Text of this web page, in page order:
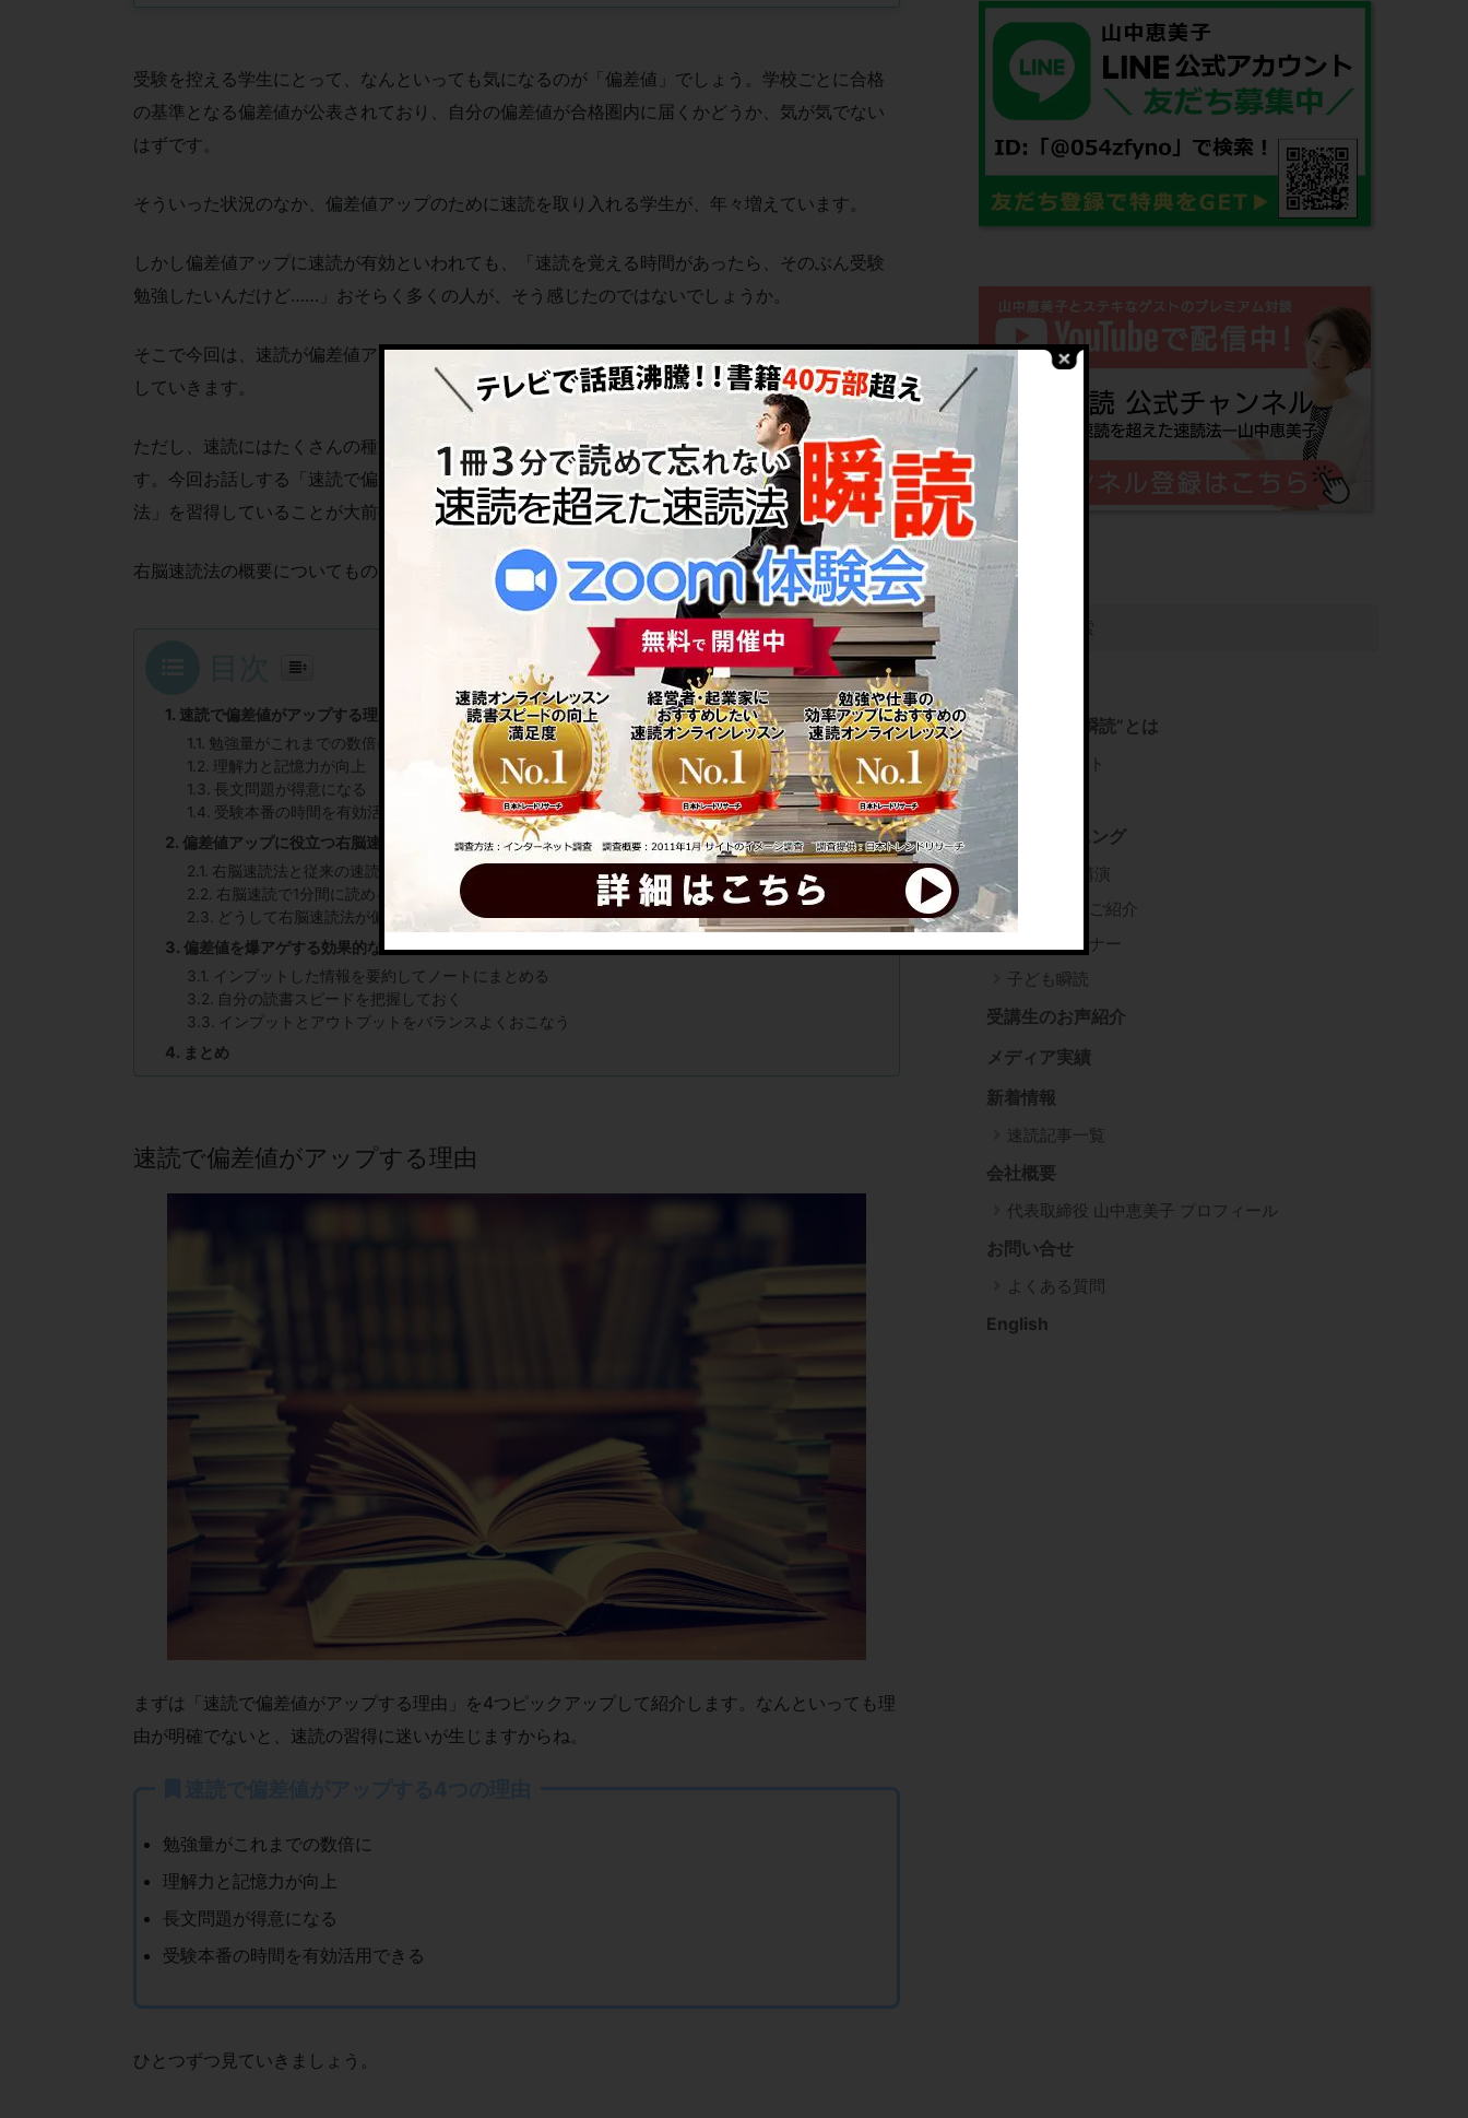
受験を控える学生にとって、なんといっても気になるのが「偏差値」でしょう。学校ごとに合格
の基準となる偏差値が公表されており、自分の偏差値が合格圏内に届くかどうか、気が気でない
はずです。
そういった状況のなか、偏差値アップのために速読を取り入れる学生が、年々増えています。
しかし偏差値アップに速読が有効といわれても、「速読を覚える時間があったら、そのぶん受験
勉強したいんだけど……」おそらく多くの人が、そう感じたのではないでしょうか。
そこで今回は、速読が偏差値アップに役立つ理由や、速読のポイントについてわかりやすく解説
していきます。
ただし、速読にはたくさんの種類があり、どの手法を学ぶかによってその結果は大きく変わりま
す。今回お話しする「速読で偏差値がアップする」というのも、今絶大な人気を誇る「右脳速読
法」を習得していることが大前提です。
右脳速読法の概要についてものちほど紹介しますので、ぜひ最後まで読んでみてください。
速読で偏差値がアップする理由
勉強量がこれまでの数倍に
理解力と記憶力が向上
長文問題が得意になる
受験本番の時間を有効活用できる
偏差値アップに役立つ右脳速読法とは
右脳速読法と従来の速読法の違い
右脳速読で1分間に読める文字数
どうして右脳速読法が偏差値アップに最適なのか
偏差値を爆アゲする効果的な速読のポイント
インプットした情報を要約してノートにまとめる
自分の読書スピードを把握しておく
インプットとアウトプットをバランスよくおこなう
まとめ
速読で偏差値がアップする理由
まずは「速読で偏差値がアップする理由」を4つピックアップして紹介します。なんといっても理
由が明確でないと、速読の習得に迷いが生じますからね。
勉強量がこれまでの数倍に
理解力と記憶力が向上
長文問題が得意になる
受験本番の時間を有効活用できる
ひとつずつ見ていきましょう。
右脳速読法”瞬読”とは
推薦コメント
瞬読トレーニング
企業研修/講演
瞬読講師のご紹介
瞬読トレーナー
子ども瞬読
受講生のお声紹介
メディア実績
新着情報
速読記事一覧
会社概要
代表取締役 山中恵美子 プロフィール
お問い合せ
よくある質問
English